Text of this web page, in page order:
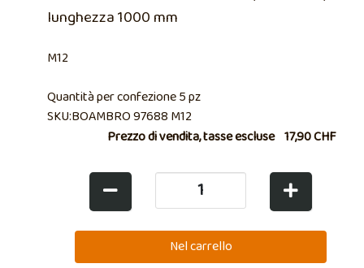
lunghezza 1000 mm
M12
Quantità per confezione 5 pz
SKU:BOAMBRO 97688 M12
Prezzo di vendita, tasse escluse 17,90 CHF